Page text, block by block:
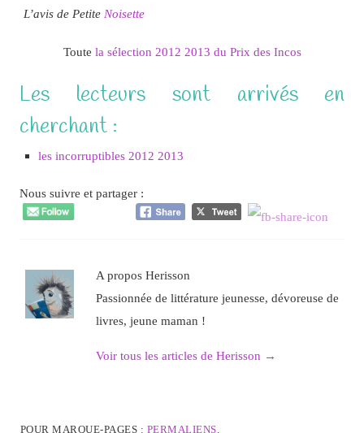
L’avis de Petite Noisette
Toute la sélection 2012 2013 du Prix des Incos
Les lecteurs sont arrivés en
cherchant :
les incorruptibles 2012 2013
Nous suivre et partager :
A propos Herisson
Passionnée de littérature jeunesse, dévoreuse de
livres, jeune maman !
Voir tous les articles de Herisson →
POUR MARQUE-PAGES : PERMALIENS